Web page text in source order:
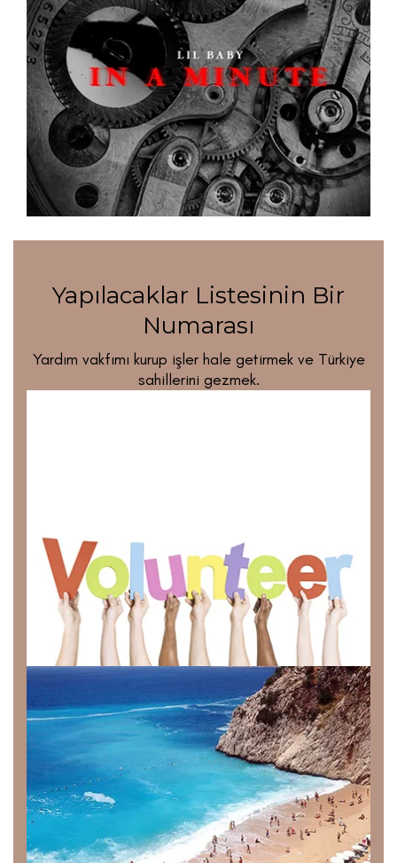
Yapılacaklar Listesinin Bir
Numarası
Yardım vakfımı kurup işler hale getirmek ve Türkiye
sahillerini gezmek.